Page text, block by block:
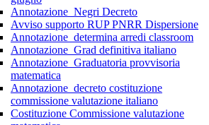
Annotazione_Negri Decreto
Avviso supporto RUP PNRR Dispersione
Annotazione_determina arredi classroom
Annotazione_Grad definitiva italiano
Annotazione_Graduatoria provvisoria
matematica
Annotazione_decreto costituzione
commissione valutazione italiano
Costituzione Commissione valutazione